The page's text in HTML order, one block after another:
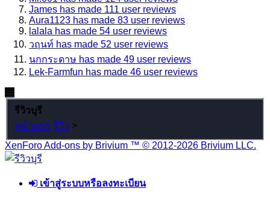
James has made 111 user reviews
Aura1123 has made 83 user reviews
lalala has made 54 user reviews
วฤนท์ has made 52 user reviews
นกกระดาษ has made 49 user reviews
Lek-Farmfun has made 46 user reviews
รีวิวบุรี
หน้าแรก รีวิว >
XenForo Add-ons by Brivium ™ © 2012-2026 Brivium LLC.
เข้าสู่ระบบหรือลงทะเบียน